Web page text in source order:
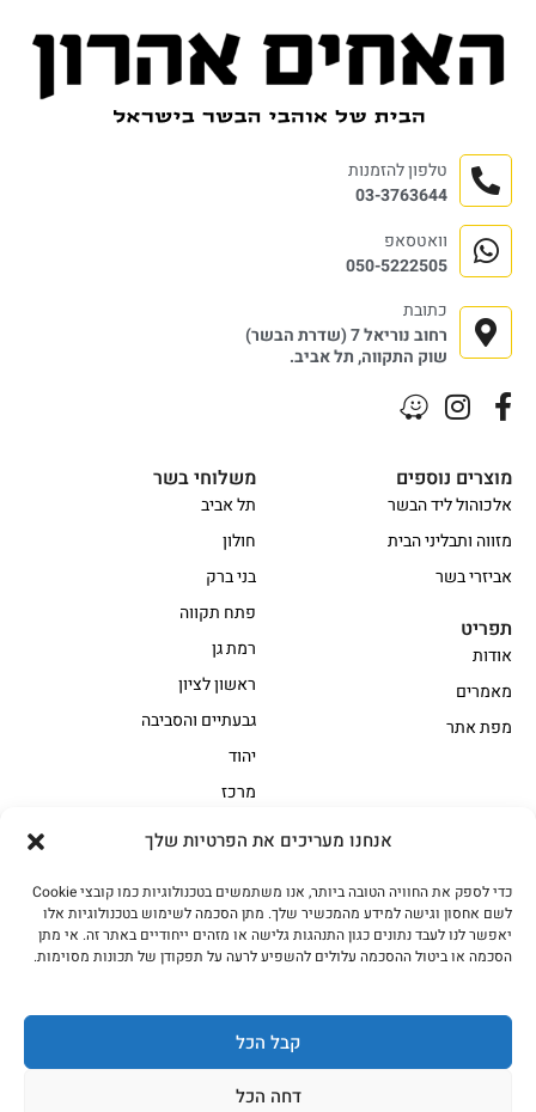
אנחנו מעריכים את הפרטיות שלך
כדי לספק את החוויה הטובה ביותר, אנו משתמשים בטכנולוגיות כמו קובצי Cookie
לשם אחסון וגישה למידע מהמכשיר שלך. מתן הסכמה לשימוש בטכנולוגיות אלו
יאפשר לנו לעבד נתונים כגון התנהגות גלישה או מזהים ייחודיים באתר זה. אי מתן
הסכמה או ביטול ההסכמה עלולים להשפיע לרעה על תפקודן של תכונות מסוימות.
קבל הכל
דחה הכל
אווז
בשר בקר משובח
בשר בקר עגלה משובח
בשר למעשנת
הודו
חלקים אחוריים
מיוחדי מסורת1
נתחי פנים
עוף
משלוחי בשר
תל אביב
חולון
בני ברק
פתח תקווה
רמת גן
ראשון לציון
גבעתיים והסביבה
יהוד
מרכז
מוצרים נוספים
אלכוהול ליד הבשר
מזווה ותבליני הבית
אביזרי בשר
תפריט
אודות
מאמרים
מפת אתר
טלפון להזמנות
03-3763644
וואטסאפ
050-5222505
כתובת
רחוב נוריאל 7 (שדרת הבשר)
שוק התקווה, תל אביב.